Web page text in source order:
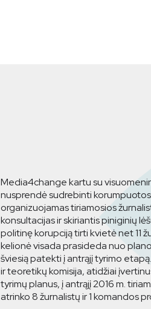
Media4change kartu su
nusprendė sudrebinti
organizuojamas tiriamosios
konsultacijas ir skiriantis piniginių
politinę korupciją tirti kvietė net 11
kelionė visada prasideda nuo
šviesią patekti į antrąjį tyrimo
ir teoretikų komisija, atidžiai
tyrimų planus, į antrąjį 2016 m.
atrinko 8 žurnalistų ir 1 komandos